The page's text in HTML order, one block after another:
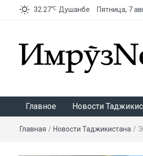
32.27℃ Душанбе Пятница, 7
Главное Новости
Главная / Новости Таджикистана /